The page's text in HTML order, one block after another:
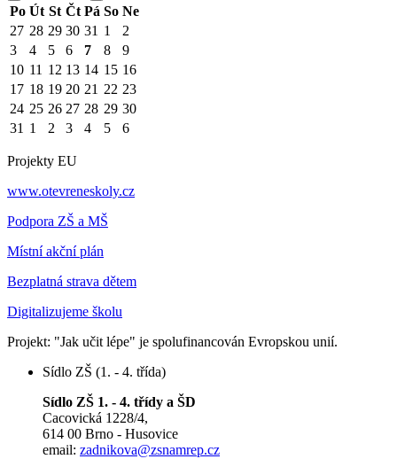
Po Út St Čt Pá So Ne
27 28 29 30 31 1
2
3
4 5 6 7 8
9
10 11 12 13 14 15 16
17 18 19 20 21 22 23
24 25 26 27 28 29 30
31 1 2 3 4 5 6
Projekty EU
www.otevreneskoly.cz
Podpora ZŠ a MŠ
Místní akční plán
Bezplatná strava dětem
Digitalizujeme školu
Projekt: "Jak učit lépe" je spolufinancován Evropskou unií.
Sídlo ZŠ (1. - 4. třída)
Sídlo ZŠ 1. - 4. třídy a ŠD
Cacovická 1228/4,
614 00 Brno - Husovice
email: zadnikova@zsnamrep.cz